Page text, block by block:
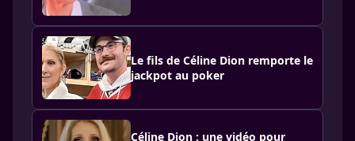
Le fils de Céline Dion remporte le
jackpot au poker
Céline Dion : une vidéo pour